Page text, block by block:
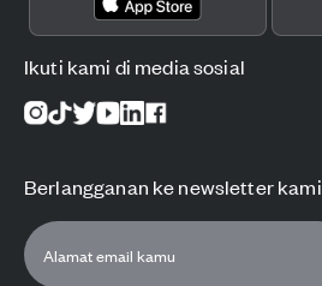
Ikuti kami di media sosial
Berlangganan ke newsletter kami